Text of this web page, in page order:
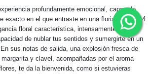
profundamente emocional, capaz de
exacto en el que entraste en una floristería un 14
floral característica, intensamente
de nublar tus sentidos y sumergirte en un
sus notas de salida, una explosión fresca de
y clavel, acompañadas por el aroma
te da la bienvenida, como si estuvieras